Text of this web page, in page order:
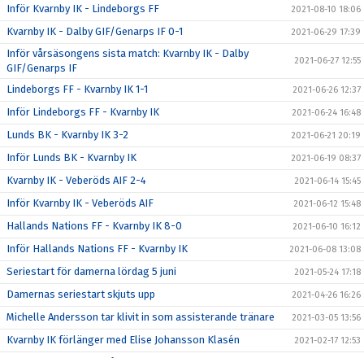
Inför Kvarnby IK - Lindeborgs FF 2021-08-10 18:06
Kvarnby IK - Dalby GIF/Genarps IF 0-1 2021-06-29 17:39
Inför vårsäsongens sista match: Kvarnby IK - Dalby
GIF/Genarps IF
2021-06-27 12:55
Lindeborgs FF - Kvarnby IK 1-1 2021-06-26 12:37
Inför Lindeborgs FF - Kvarnby IK 2021-06-24 16:48
Lunds BK - Kvarnby IK 3-2 2021-06-21 20:19
Inför Lunds BK - Kvarnby IK 2021-06-19 08:37
Kvarnby IK - Veberöds AIF 2-4 2021-06-14 15:45
Inför Kvarnby IK - Veberöds AIF 2021-06-12 15:48
Hallands Nations FF - Kvarnby IK 8-0 2021-06-10 16:12
Inför Hallands Nations FF - Kvarnby IK 2021-06-08 13:08
Seriestart för damerna lördag 5 juni 2021-05-24 17:18
Damernas seriestart skjuts upp 2021-04-26 16:26
Michelle Andersson tar klivit in som assisterande tränare 2021-03-05 13:56
Kvarnby IK förlänger med Elise Johansson Klasén 2021-02-17 12:53